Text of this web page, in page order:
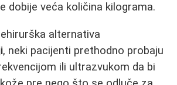
dobije veća količina kilograma.
alternativa
, neki pacijenti prethodno probaju
ili ultrazvukom da bi